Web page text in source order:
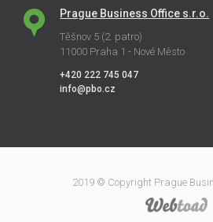
Prague Business Office s.r.o.
Těšnov 5 (2. patro)
11000 Praha 1 - Nové Město
+420 222 745 047
info@pbo.cz
2019 © Copyright Prague